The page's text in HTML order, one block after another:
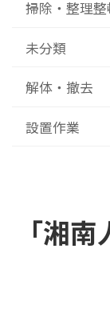
掃除・整理整
未分類
解体・撤去
設置作業
「湘